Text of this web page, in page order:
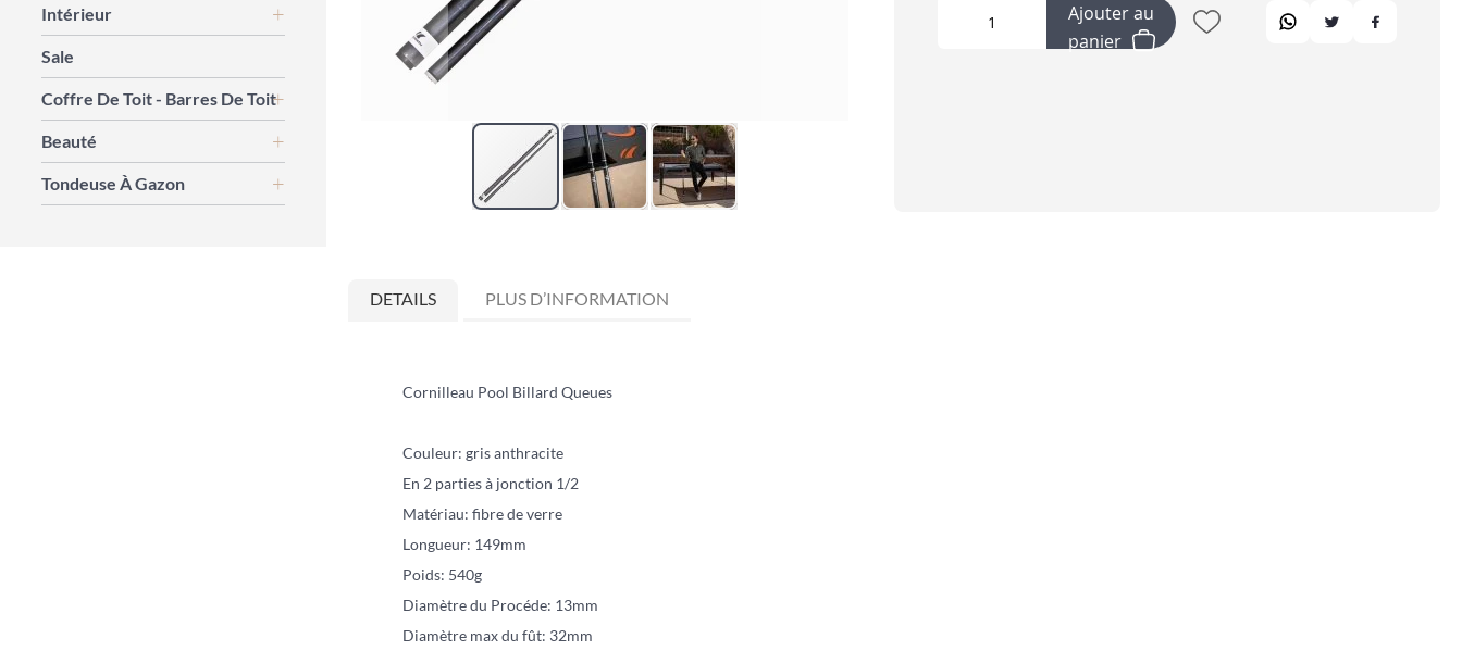
Ajouter au
panier
beginning
DETAILS
Cornilleau Pool Billard Queues
Couleur: gris anthracite
En 2 parties à jonction 1/2
Matériau: fibre de verre
Longueur: 149mm
Poids: 540g
Diamètre du Procéde: 13mm
Diamètre max du fût: 32mm
PLUS D’INFORMATION
Intérieur
Sale
Coffre De Toit - Barres De Toit
Beauté
Tondeuse À Gazon